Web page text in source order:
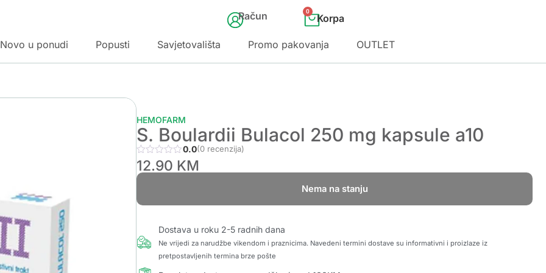
Račun 0
Novo u ponudi Popusti Savjetovališta Promo pakovanja OUTLET
HEMOFARM
S. Boulardii Bulacol 250 mg kapsule a10
0.0(0 recenzija)
12.90 KM
Nema na stanju
Dostava u roku 2-5 radnih dana
Ne vrijedi za narudžbe vikendom i praznicima. Navedeni termini dostave su informativni i proizlaze iz
pretpostavljenih termina brze pošte